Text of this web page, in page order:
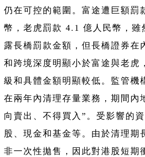
仍在可控的範圍。富途遭巨額罰
幣，老虎罰款 4.1 億人民幣，雖
露長橋罰款金額，但長橋證券在
和跨境深度明顯小於富途與老虎
級和具體金額明顯較低。監管機
在兩年內清理存量業務，期間內
向賣出、不得買入”。受影響的
股、現金和基金等。由於清理期
非一次性拋售，因此對港股短期